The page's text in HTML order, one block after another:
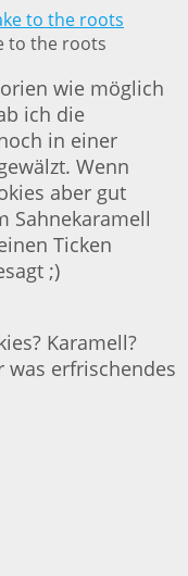
to the roots
wie möglich
ich die
in einer
Wenn
aber gut
Sahnekaramell
Ticken
;)
Karamell?
was erfrischendes